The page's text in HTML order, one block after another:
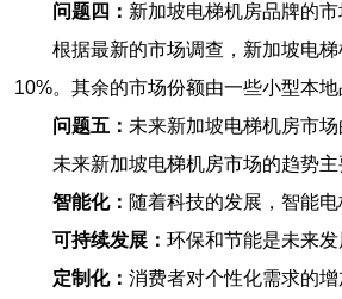
问题四： 新加坡电梯机房品牌的
根据最新的市场调查，新加坡电
10%。其余的市场份额由一些小型本
问题五： 未来新加坡电梯机房市
未来新加坡电梯机房市场的趋势
智能化： 随着科技的发展，智能
可持续发展： 环保和节能是未来
定制化： 消费者对个性化需求的